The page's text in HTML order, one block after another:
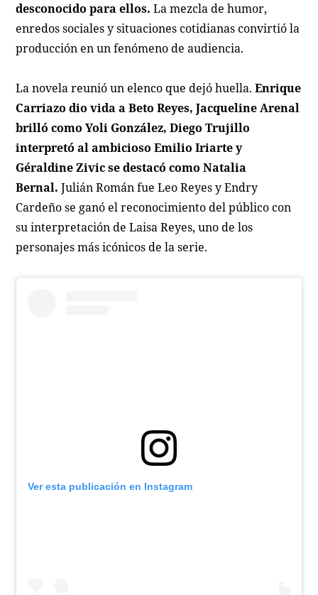
desconocido para ellos. La mezcla de humor,
enredos sociales y situaciones cotidianas convirtió la
producción en un fenómeno de audiencia.
La novela reunió un elenco que dejó huella.Enrique
Carriazo dio vida a Beto Reyes, Jacqueline Arenal
brilló como Yoli González, Diego Trujillo
interpretó al ambicioso Emilio Iriarte y
Géraldine Zivic se destacó como Natalia
Bernal.Julián Román fue Leo Reyes y Endry
Cardeño se ganó el reconocimiento del público con
su interpretación de Laisa Reyes, uno de los
personajes más icónicos de la serie.
Ver esta publicación en Instagram